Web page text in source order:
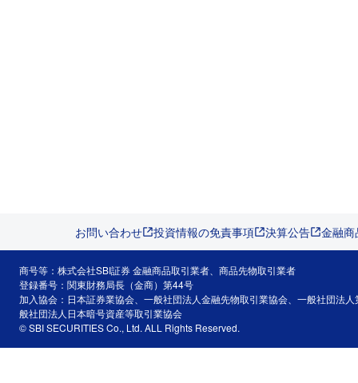
お問い合わせ 投資情報の免責事項 決算公告 金融
商号等：株式会社SBI証券 金融商品取引業者、商品先物取引業者
登録番号：関東財務局長（金商）第44号
加入協会：日本証券業協会、一般社団法人金融先物取引業協会、一般社団法
般社団法人日本暗号資産等取引業協会
© SBI SECURITIES Co., Ltd. ALL Rights Reserved.